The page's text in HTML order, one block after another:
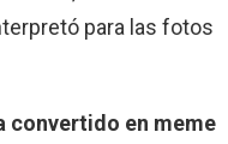
para las fotos
convertido en meme